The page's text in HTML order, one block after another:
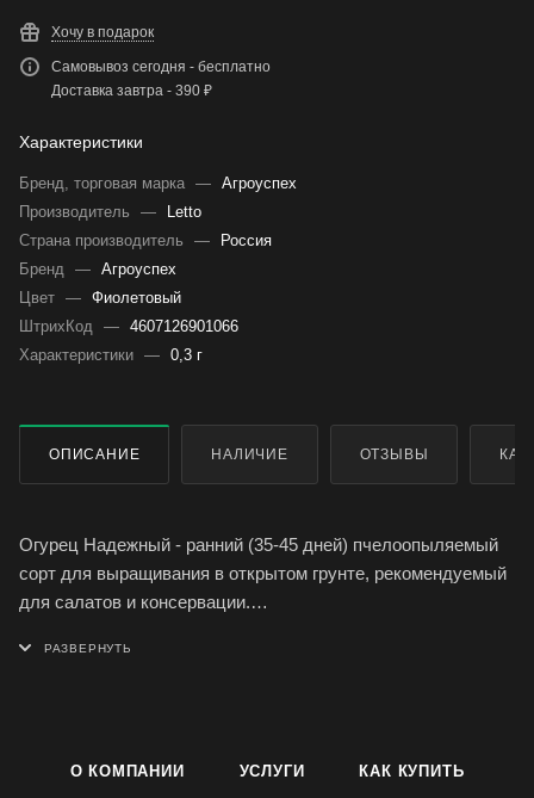
Хочу в подарок
Самовывоз сегодня - бесплатно
Доставка завтра - 390 ₽
Характеристики
Бренд, торговая марка — Агроуспех
Производитель
—
Letto
Страна производитель
—
Россия
Бренд — Агроуспех
Цвет — Фиолетовый
ШтрихКод — 4607126901066
Характеристики — 0,3 г
ОПИСАНИЕ НАЛИЧИЕ ОТЗЫВЫ
Огурец Надежный - ранний (35-45 дней) пчелоопыляемый
сорт для выращивания в открытом грунте, рекомендуемый
для салатов и консервации.
Условия выращивания указаны на упаковке.
О КОМПАНИИ УСЛУГИ КАК КУПИТЬ